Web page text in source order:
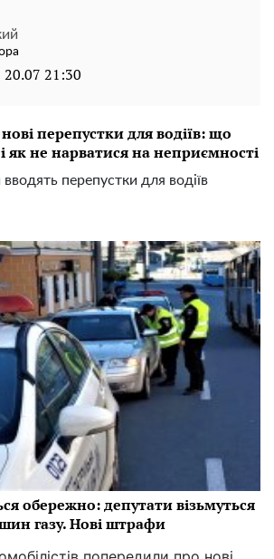
20.07 21:30
перепустки для водіїв: що
як не нарватися на неприємності
перепустки для водіїв
обережно: депутати візьмуться
газу. Нові штрафи